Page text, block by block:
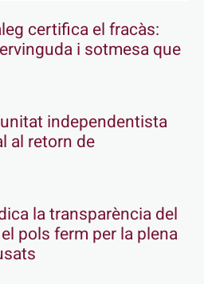
certifica el fracàs:
i sotmesa que
independentista
al retorn de
la transparència del
pols ferm per la plena